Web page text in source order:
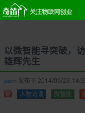
以微智能寻突破，
雄辉先生
pom 发布于 2014/09/23-
人物访谈
微智能